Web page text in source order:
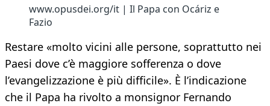
www.opusdei.org/it | Il Papa con Ocáriz e
Fazio
Restare «molto vicini alle persone, soprattutto nei
Paesi dove c’è maggiore sofferenza o dove
l’evangelizzazione è più difficile». È l’indicazione
che il Papa ha rivolto a monsignor Fernando